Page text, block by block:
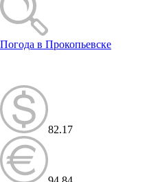
Погода в Прокопьевске
82.17